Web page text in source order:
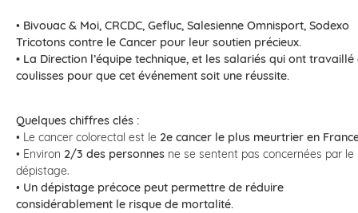
• Bivouac & Moi, CRCDC, Gefluc, Salesienne Omnisport, Sodexo
Tricotons contre le Cancer pour leur soutien précieux.
• La Direction l’équipe technique, et les salariés qui ont travaillé
coulisses pour que cet événement soit une réussite.
Quelques chiffres clés :
• Le cancer colorectal est le 2e cancer le plus meurtrier en
• Environ 2/3 des personnes ne se sentent pas concernées par le
dépistage.
• Un dépistage précoce peut permettre de réduire
considérablement le risque de mortalité.